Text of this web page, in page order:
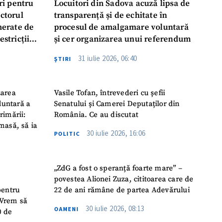
pentru
de
a
să ia
să
de
Locuitori din Sadova acuză lipsa de
transparență și de echitate în
procesul de amalgamare voluntară
și cer organizarea unui referendum
ŞTIRI 31 iulie 2026, 06:40
Vasile Tofan, întrevederi cu șefii
Senatului și Camerei Deputaților din
România. Ce au discutat
POLITIC 30 iulie 2026, 16:06
„ZdG a fost o speranță foarte mare” –
povestea Alionei Zuza, cititoarea care de
22 de ani rămâne de partea Adevărului
OAMENI 30 iulie 2026, 08:13